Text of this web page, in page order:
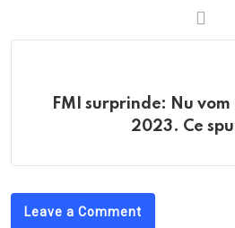
FMI surprinde: Nu
2023. Ce
Leave a Comment